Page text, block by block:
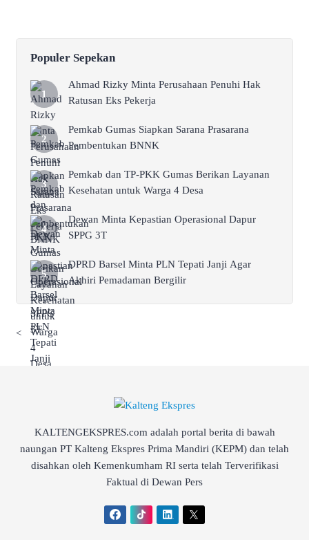
Populer Sepekan
Ahmad Rizky Minta Perusahaan Penuhi Hak
Ratusan Eks Pekerja
Pemkab Gumas Siapkan Sarana Prasarana
Pembentukan BNNK
Pemkab dan TP-PKK Gumas Berikan Layanan
Kesehatan untuk Warga 4 Desa
Dewan Minta Kepastian Operasional Dapur
SPPG 3T
DPRD Barsel Minta PLN Tepati Janji Agar
Akhiri Pemadaman Bergilir
<
KALTENGEKSPRES.com adalah portal berita di bawah
naungan PT Kalteng Ekspres Prima Mandiri (KEPM) dan telah
disahkan oleh Kemenkumham RI serta telah Terverifikasi
Faktual di Dewan Pers